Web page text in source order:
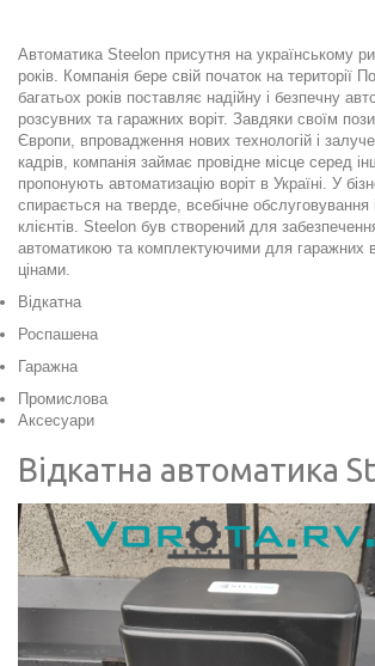
Автоматика Steelon присутня на українському
років. Компанія бере свій початок на території
багатьох років поставляє надійну і безпечну
розсувних та гаражних воріт. Завдяки своїм
Європи, впровадження нових технологій і
кадрів, компанія займає провідне місце серед
пропонують автоматизацію воріт в Україні. У
спирається на тверде, всебічне обслуговування
клієнтів. Steelon був створений для
автоматикою та комплектуючими для гаражних
цінами.
Відкатна
Роспашена
Гаражна
Промислова
Аксесуари
Відкатна автоматика